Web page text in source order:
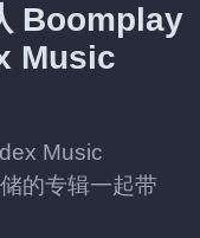
Boomplay
Music
Music
的专辑一起带